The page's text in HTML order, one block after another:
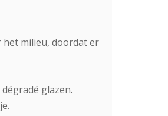
milieu, doordat er
glazen.